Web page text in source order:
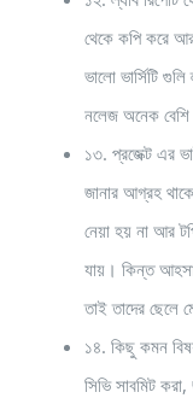
থেকে কপি করে
ভালো ভার্সিটি
নলেজ অনেক
১৩. প্রজেক্ট এর
জানার আগ্রহ
নেয়া হয় না আর
যায়। কিন্ত
তাই তাদের ছেলে
১৪. কিছু কমন
সিভি সাবমিট